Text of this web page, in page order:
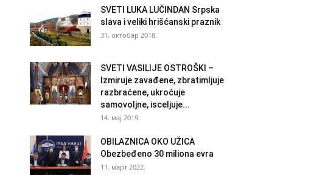
SVETI LUKA LUČINDAN Srpska
slava i veliki hrišćanski praznik
31. октобар 2018.
SVETI VASILIJE OSTROŠKI –
Izmiruje zavađene, zbratimljuje
razbraćene, ukroćuje
samovoljne, isceljuje...
14. мај 2019.
OBILAZNICA OKO UŽICA
Obezbeđeno 30 miliona evra
11. март 2022.